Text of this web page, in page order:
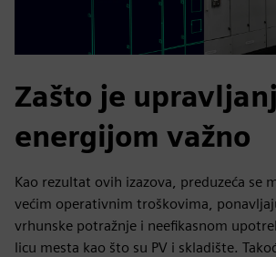
Zašto je
energijom važno
Kao rezultat ovih izazova, preduzeća se
većim operativnim troškovima,
vrhunske potražnje i neefikasnom
licu mesta kao što su PV i skladište.